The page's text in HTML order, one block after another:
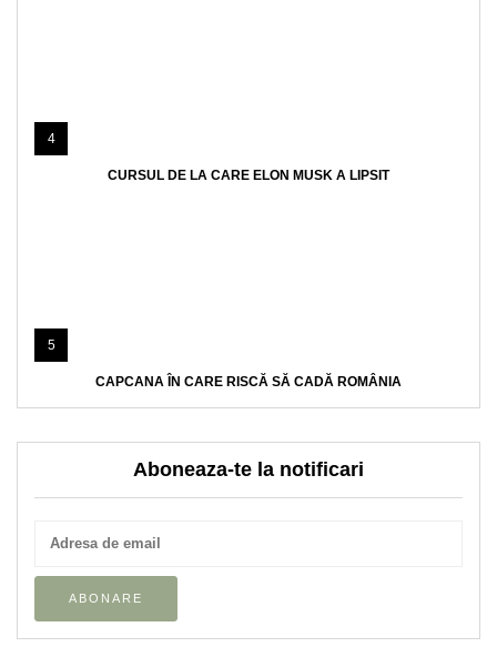
4
CURSUL DE LA CARE ELON MUSK A LIPSIT
5
CAPCANA ÎN CARE RISCĂ SĂ CADĂ ROMÂNIA
Aboneaza-te la notificari